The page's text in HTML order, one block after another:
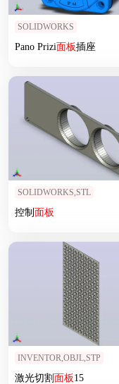
SOLIDWORKS
Pano Prizi面板插座
SOLIDWORKS,STL
控制面板
INVENTOR,OBJL,STP
激光切割面板15